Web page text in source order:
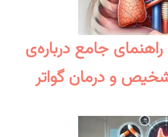
جامع درباره‌ی
و درمان گواتر